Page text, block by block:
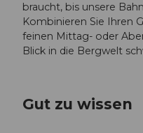
braucht, bis unsere
Kombinieren Sie Ihren
feinen Mittag- oder
Blick in die Bergwelt
Gut zu wissen